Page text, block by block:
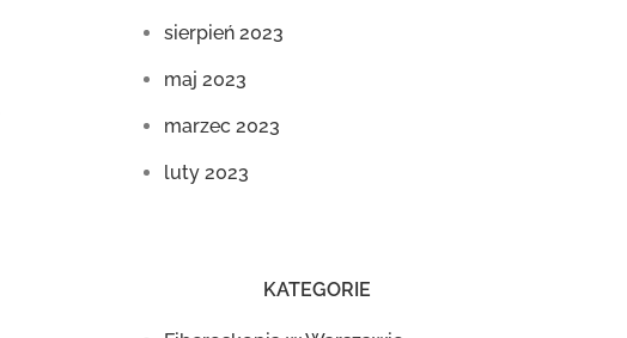
sierpień 2023
maj 2023
marzec 2023
luty 2023
KATEGORIE